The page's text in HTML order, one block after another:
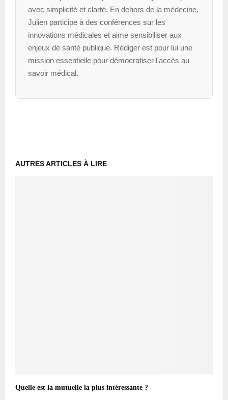
avec simplicité et clarté. En dehors de la médecine,
Julien participe à des conférences sur les
innovations médicales et aime sensibiliser aux
enjeux de santé publique. Rédiger est pour lui une
mission essentielle pour démocratiser l'accès au
savoir médical.
AUTRES ARTICLES À LIRE
Quelle est la mutuelle la plus intéressante ?